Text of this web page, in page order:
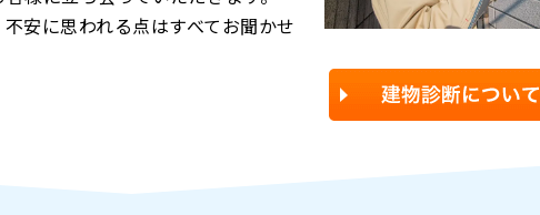
安に思われる点はすべてお聞かせ